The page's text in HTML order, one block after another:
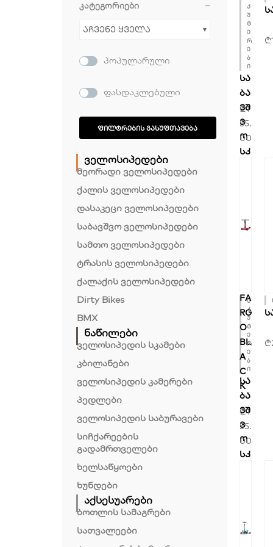
კატეგორიები
აჩვენე ყველა
პოპულარული
ფასდაკლებული
ᲤᲘᲚᲢᲠᲔᲑᲘᲡ ᲒᲐᲡᲣᲤᲗᲐᲕᲔᲑᲐ
ველოსიპედები
მეორადი ველოსიპედები
ქალის ველოსიპედები
დასაკეცი ველოსიპედები
საბავშვო ველოსიპედები
სამთო ველოსიპედები
ტრასის ველოსიპედები
ქალაქის ველოსიპედები
Dirty Bikes
BMX
ნაწილები
ველოსიპედის სკამები
კბილანები
ველოსიპედის კამერები
პედლები
ველოსიპედის საბურავები
სიჩქარეების
გადამრთველები
ხელსაწყოები
ხუნდები
აქსესუარები
ბოთლის სამაგრები
სათვალეები
კ
უ
ტ
ე
რ
ე
ბ
ი
ᲡᲐ
ᲑᲐ
ᲕᲨ
Ვ
Ო
ᲡᲙ
MI
FA
RG
O
BL
A
C
K
₾1
55.
00
₾
ს
კ
უ
ტ
ე
რ
ე
ბ
ი
ᲡᲐ
ᲑᲐ
ᲕᲨ
Ვ
Ო
ᲡᲙ
MI
₾1
55.
00
₾